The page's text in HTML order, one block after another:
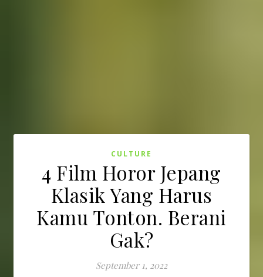
CULTURE
4 Film Horor Jepang
Klasik Yang Harus
Kamu Tonton. Berani
Gak?
September 1, 2022